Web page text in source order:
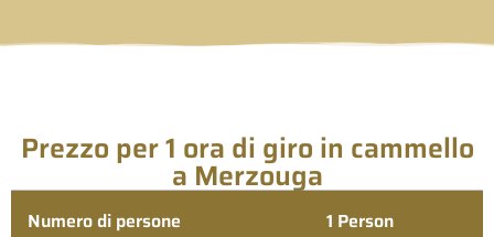
Prezzo per 1 ora di giro in cammello
a Merzouga
Numero di persone 1 Person